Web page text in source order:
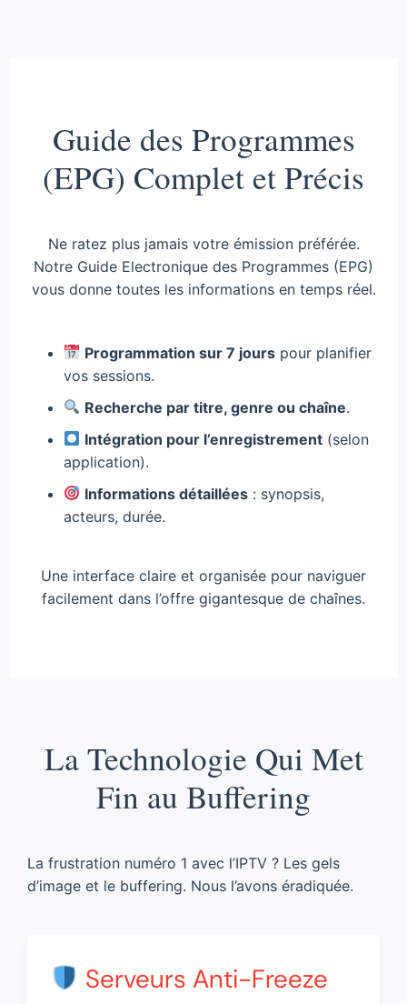
Guide des Programmes
(EPG) Complet et Précis
Ne ratez plus jamais votre émission préférée.
Notre Guide Electronique des Programmes (EPG)
vous donne toutes les informations en temps réel.
Programmation sur 7 jours pour planifier
vos sessions.
Recherche par titre, genre ou chaîne.
Intégration pour l’enregistrement (selon
application).
Informations détaillées : synopsis,
acteurs, durée.
Une interface claire et organisée pour naviguer
facilement dans l’offre gigantesque de chaînes.
La Technologie Qui Met
Fin au Buffering
La frustration numéro 1 avec l’IPTV ? Les gels
d’image et le buffering. Nous l’avons éradiquée.
Serveurs Anti-Freeze